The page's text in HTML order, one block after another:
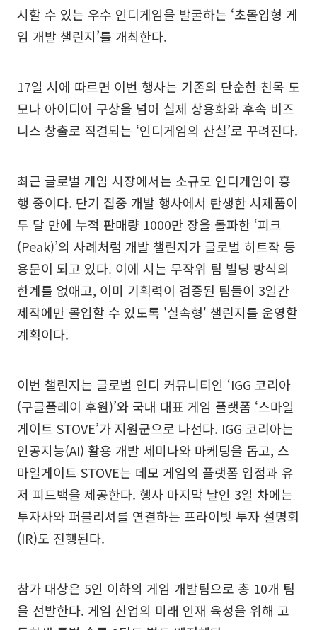
시할 수 있는 우수 인디게임을 발굴하는 ‘초몰입형 게
임 개발 챌린지’를 개최한다.
17일 시에 따르면 이번 행사는 기존의 단순한 친목 도
모나 아이디어 구상을 넘어 실제 상용화와 후속 비즈
니스 창출로 직결되는 ‘인디게임의 산실’로 꾸려진다.
최근 글로벌 게임 시장에서는 소규모 인디게임이 흥
행 중이다. 단기 집중 개발 행사에서 탄생한 시제품이
두 달 만에 누적 판매량 1000만 장을 돌파한 ‘피크
(Peak)’의 사례처럼 개발 챌린지가 글로벌 히트작 등
용문이 되고 있다. 이에 시는 무작위 팀 빌딩 방식의
한계를 없애고, 이미 기획력이 검증된 팀들이 3일간
제작에만 몰입할 수 있도록 '실속형' 챌린지를 운영할
계획이다.
이번 챌린지는 글로벌 인디 커뮤니티인 ‘IGG 코리아
(구글플레이 후원)’와 국내 대표 게임 플랫폼 ‘스마일
게이트 STOVE’가 지원군으로 나선다. IGG 코리아는
인공지능(AI) 활용 개발 세미나와 마케팅을 돕고, 스
마일게이트 STOVE는 데모 게임의 플랫폼 입점과 유
저 피드백을 제공한다. 행사 마지막 날인 3일 차에는
투자사와 퍼블리셔를 연결하는 프라이빗 투자 설명회
(IR)도 진행된다.
참가 대상은 5인 이하의 게임 개발팀으로 총 10개 팀
을 선발한다. 게임 산업의 미래 인재 육성을 위해 고